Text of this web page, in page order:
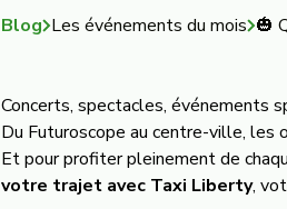
Blog Les événements du mois 🎃
Concerts, spectacles, événements
Du Futuroscope au centre-ville, les
Et pour profiter pleinement de
votre trajet avec Taxi Liberty,